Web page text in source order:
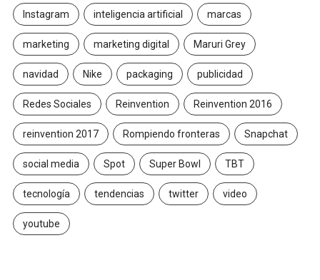
Instagram inteligencia artificial marcas
marketing marketing digital Maruri Grey
navidad Nike packaging publicidad
Redes Sociales Reinvention Reinvention 2016
reinvention 2017 Rompiendo fronteras Snapchat
social media Spot Super Bowl TBT
tecnología tendencias twitter video
youtube